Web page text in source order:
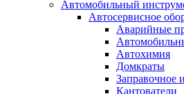
Автомобильный
Автосервисное
Аварийные
Автохимия
Домкраты
Заправочное
Кантователи